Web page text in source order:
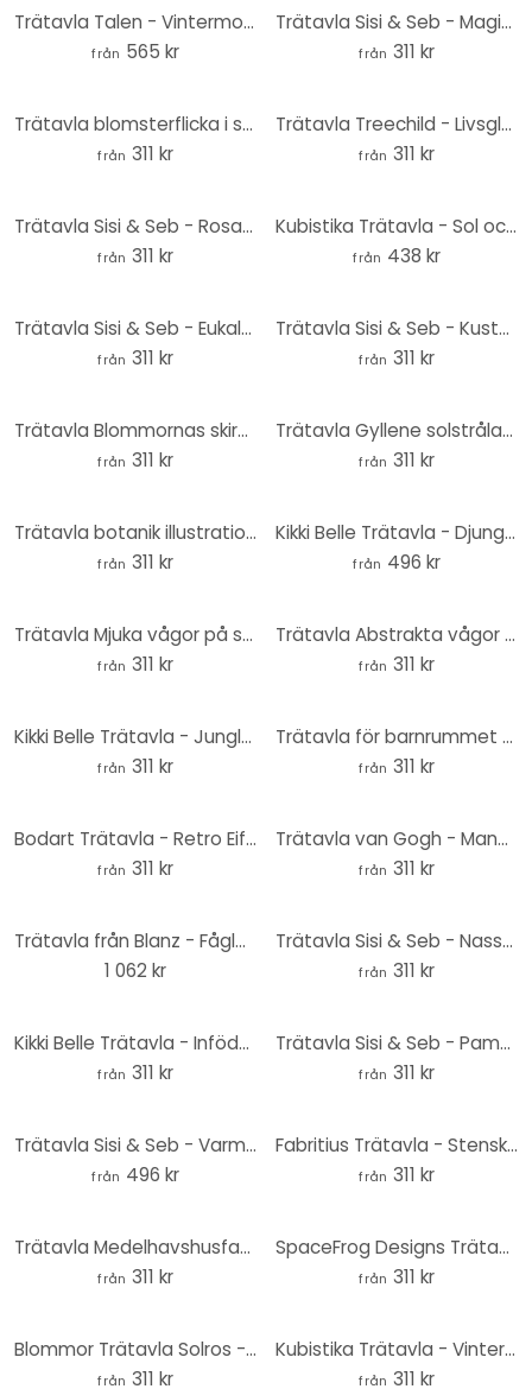
Trätavla Talen - Vintermorgon - Rund
från 565 kr
Trätavla Sisi & Seb - Magisk kvällshimmel vid havet - Rund
från 311 kr
Trätavla blomsterflicka i sommarträdgård - Hülya - Rund
från 311 kr
Trätavla Treechild - Livsglädje hos färgstarka människor - Rund
från 311 kr
Trätavla Sisi & Seb - Rosa parasoll - Rund
från 311 kr
Kubistika Trätavla - Sol och måne bakom trädet - rund
från 438 kr
Trätavla Sisi & Seb - Eukalyptusgren - Rund
från 311 kr
Trätavla Sisi & Seb - Kustutsikt - Rund
från 311 kr
Trätavla Blommornas skira skimmer - Treechild - Rund
från 311 kr
Trätavla Gyllene solstrålar - KsanaKalpa - Rund
från 311 kr
Trätavla botanik illustration av en mockakamelia - Walcott - Rund
från 311 kr
Kikki Belle Trätavla - Djungel Jive - Rund
från 496 kr
Trätavla Mjuka vågor på stranden - Sisi & Seb - Rund
från 311 kr
Trätavla Abstrakta vågor i skymningens ljus - Alpenglow Workshop - Rund
från 311 kr
Kikki Belle Trätavla - Jungle Jive - Sepia - Rund
från 311 kr
Trätavla för barnrummet Oliver Robins - Noaks ark - Rund
från 311 kr
Bodart Trätavla - Retro Eiffeltorn med regnbåge - Rund
från 311 kr
Trätavla van Gogh - Mandelblomma - Rund
från 311 kr
Trätavla från Blanz - Fåglar i skogen - 40x41,5 cm
1 062 kr
Trätavla Sisi & Seb - Nasse - Rund
från 311 kr
Kikki Belle Trätavla - Infödda djur i skogen - Rund
från 311 kr
Trätavla Sisi & Seb - Pampas - Rund
från 311 kr
Trätavla Sisi & Seb - Varmluftsballong - Rund
från 496 kr
Fabritius Trätavla - Stenskvättan - Rund
från 311 kr
Trätavla Medelhavshusfasad i Lissabon - Zwart - Rund
från 311 kr
SpaceFrog Designs Trätavla - Retro sommar - Rund
från 311 kr
Blommor Trätavla Solros - Rund - Disher
från 311 kr
Kubistika Trätavla - Vinterdröm - Rund
från 311 kr